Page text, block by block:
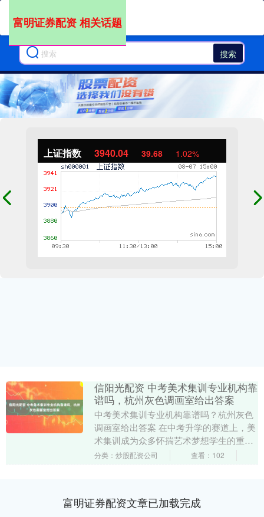
搜索
上证指数 3940.04 39.68 1.02%
富明证券配资 相关话题
信阳光配资 中考美术集训专业机构靠
谱吗，杭州灰色调画室给出答案
中考美术集训专业机构靠谱吗？杭州灰色
调画室给出答案 在中考升学的赛道上，美
术集训成为众多怀揣艺术梦想学生的重要
选择。然而，面对市场上五花八门的中考
分类：炒股配资公司 查看：102
富明证券配资文章已加载完成